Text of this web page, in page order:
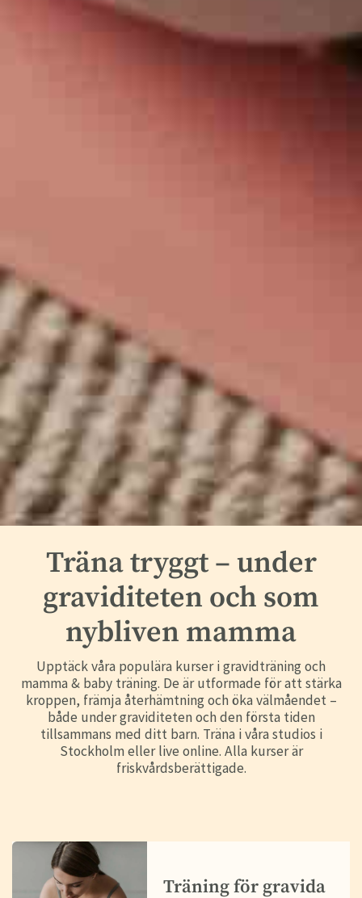
Träna tryggt – under
graviditeten och som
nybliven mamma
Upptäck våra populära kurser i gravidträning och
mamma & baby träning. De är utformade för att stärka
kroppen, främja återhämtning och öka välmåendet –
både under graviditeten och den första tiden
tillsammans med ditt barn. Träna i våra studios i
Stockholm eller live online. Alla kurser är
friskvårdsberättigade.
Träning för gravida